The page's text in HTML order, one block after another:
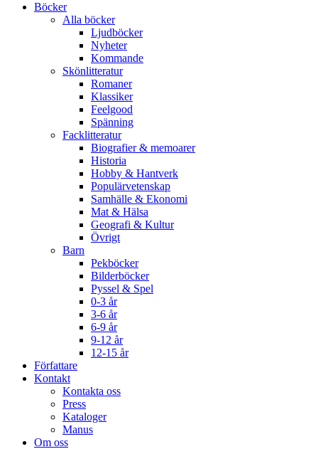
Böcker
Alla böcker
Ljudböcker
Nyheter
Kommande
Skönlitteratur
Romaner
Klassiker
Feelgood
Spänning
Facklitteratur
Biografier & memoarer
Historia
Hobby & Hantverk
Populärvetenskap
Samhälle & Ekonomi
Mat & Hälsa
Geografi & Kultur
Övrigt
Barn
Pekböcker
Bilderböcker
Pyssel & Spel
0-3 år
3-6 år
6-9 år
9-12 år
12-15 år
Författare
Kontakt
Kontakta oss
Press
Kataloger
Manus
Om oss